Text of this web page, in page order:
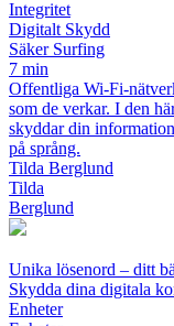
Integritet
Digitalt Skydd
Säker Surfing
7 min
Offentliga Wi-Fi-
som de verkar. I den
skyddar din
på språng.
Tilda Berglund
Tilda
Berglund
Unika lösenord – ditt
Skydda dina digitala
Enheter